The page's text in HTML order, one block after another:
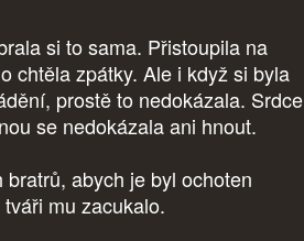
si to sama. Přistoupila na
chtěla zpátky. Ale i když si byla
prostě to nedokázala. Srdce
se nedokázala ani hnout.
bratrů, abych je byl ochoten
mu zacukalo.